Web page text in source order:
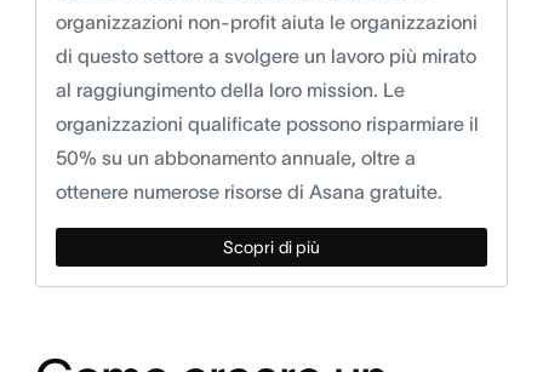
organizzazioni non-profit aiuta le organizzazioni
di questo settore a svolgere un lavoro più mirato
al raggiungimento della loro mission. Le
organizzazioni qualificate possono risparmiare il
50% su un abbonamento annuale, oltre a
ottenere numerose risorse di Asana gratuite.
Scopri di più